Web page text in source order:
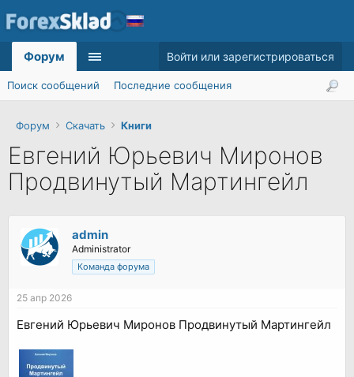
Форум Скачать Книги
Евгений Юрьевич Миронов
Продвинутый Мартингейл
admin
Administrator
Команда форума
25 апр 2026
Евгений Юрьевич Миронов Продвинутый Мартингейл
Форум
Поиск сообщений Последние сообщения
Войти или зарегистрироваться